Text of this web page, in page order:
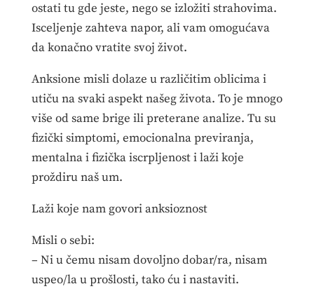
ostati tu gde jeste, nego se izložiti strahovima.
Isceljenje zahteva napor, ali vam omogućava
da konačno vratite svoj život.
Anksione misli dolaze u različitim oblicima i
utiču na svaki aspekt našeg života. To je mnogo
više od same brige ili preterane analize. Tu su
fizički simptomi, emocionalna previranja,
mentalna i fizička iscrpljenost i laži koje
proždiru naš um.
Laži koje nam govori anksioznost
Misli o sebi:
– Ni u čemu nisam dovoljno dobar/ra, nisam
uspeo/la u prošlosti, tako ću i nastaviti.